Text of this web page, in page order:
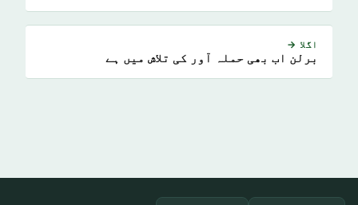
اگلا →
برلن اب بھی حملہ آور کی تلاش میں ہے